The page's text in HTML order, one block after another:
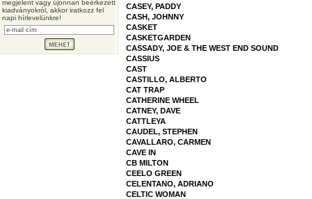
megjelent vagy újonnan beérkezett
kiadványokról, akkor iratkozz fel
napi hírlevelünkre!
CASEY, PADDY
CASH, JOHNNY
CASKET
CASKETGARDEN
CASSADY, JOE & THE WEST END SOUND
CASSIUS
CAST
CASTILLO, ALBERTO
CAT TRAP
CATHERINE WHEEL
CATNEY, DAVE
CATTLEYA
CAUDEL, STEPHEN
CAVALLARO, CARMEN
CAVE IN
CB MILTON
CEELO GREEN
CELENTANO, ADRIANO
CELTIC WOMAN